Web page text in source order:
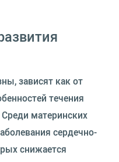
зависят как от
течения
материнских
сердечно-
снижается